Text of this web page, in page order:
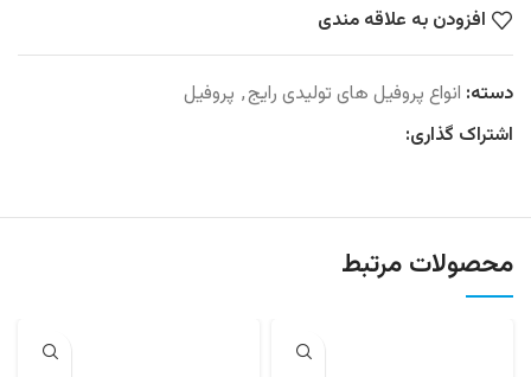
افزودن به علاقه مندی
دسته: انواع پروفیل های تولیدی رایج, پروفیل
اشتراک گذاری:
محصولات مرتبط